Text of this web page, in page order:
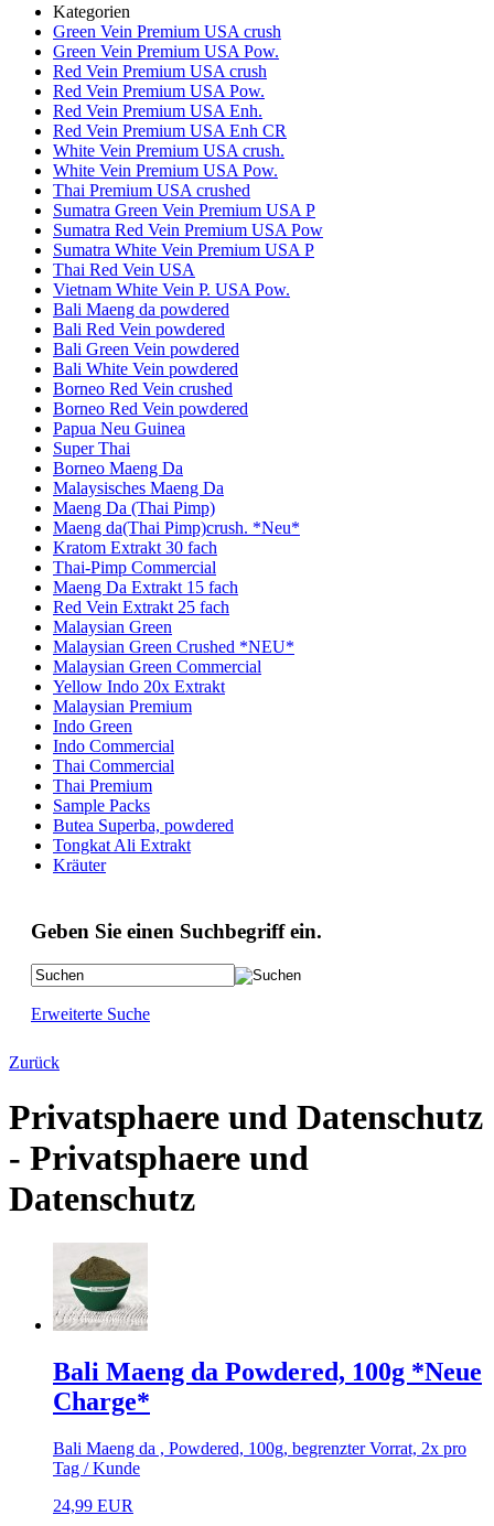
Kategorien
Green Vein Premium USA crush
Green Vein Premium USA Pow.
Red Vein Premium USA crush
Red Vein Premium USA Pow.
Red Vein Premium USA Enh.
Red Vein Premium USA Enh CR
White Vein Premium USA crush.
White Vein Premium USA Pow.
Thai Premium USA crushed
Sumatra Green Vein Premium USA P
Sumatra Red Vein Premium USA Pow
Sumatra White Vein Premium USA P
Thai Red Vein USA
Vietnam White Vein P. USA Pow.
Bali Maeng da powdered
Bali Red Vein powdered
Bali Green Vein powdered
Bali White Vein powdered
Borneo Red Vein crushed
Borneo Red Vein powdered
Papua Neu Guinea
Super Thai
Borneo Maeng Da
Malaysisches Maeng Da
Maeng Da (Thai Pimp)
Maeng da(Thai Pimp)crush. *Neu*
Kratom Extrakt 30 fach
Thai-Pimp Commercial
Maeng Da Extrakt 15 fach
Red Vein Extrakt 25 fach
Malaysian Green
Malaysian Green Crushed *NEU*
Malaysian Green Commercial
Yellow Indo 20x Extrakt
Malaysian Premium
Indo Green
Indo Commercial
Thai Commercial
Thai Premium
Sample Packs
Butea Superba, powdered
Tongkat Ali Extrakt
Kräuter
Geben Sie einen Suchbegriff ein.
Erweiterte Suche
Zurück
Privatsphaere und Datenschutz
- Privatsphaere und
Datenschutz
Bali Maeng da Powdered, 100g *Neue
Charge*
Bali Maeng da , Powdered, 100g, begrenzter Vorrat, 2x pro
Tag / Kunde
24,99 EUR